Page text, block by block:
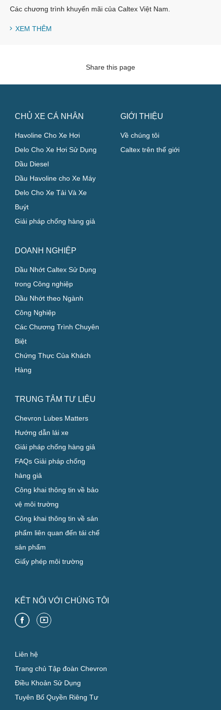
Các chương trình khuyến mãi của Caltex Việt Nam.
XEM THÊM
Share this page
CHỦ XE CÁ NHÂN
Havoline Cho Xe Hơi
Delo Cho Xe Hơi Sử Dụng
Dầu Diesel
Dầu Havoline cho Xe Máy
Delo Cho Xe Tải Và Xe
Buýt
Giải pháp chống hàng giả
DOANH NGHIỆP
Dầu Nhớt Caltex Sử Dụng
trong Công nghiệp
Dầu Nhớt theo Ngành
Công Nghiệp
Các Chương Trình Chuyên
Biệt
Chứng Thực Của Khách
Hàng
TRUNG TÂM TƯ LIỆU
Chevron Lubes Matters
Hướng dẫn lái xe
Giải pháp chống hàng giả
FAQs Giải pháp chống
hàng giả
Công khai thông tin về bảo
vệ môi trường
Công khai thông tin về sản
phẩm liên quan đến tái chế
sản phẩm
Giấy phép môi trường
GIỚI THIỆU
Về chúng tôi
Caltex trên thế giới
KẾT NỐI VỚI CHÚNG TÔI
Liên hệ
Trang chủ Tập đoàn Chevron
Điều Khoản Sử Dụng
Tuyên Bố Quyền Riêng Tư